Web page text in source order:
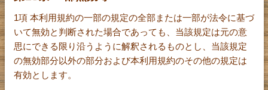
1項 本利用規約の一部の規定の全部または一部が法令に基づ
いて無効と判断された場合であっても、当該規定は元の意
思にできる限り沿うように解釈されるものとし、当該規定
の無効部分以外の部分および本利用規約のその他の規定は
有効とします。